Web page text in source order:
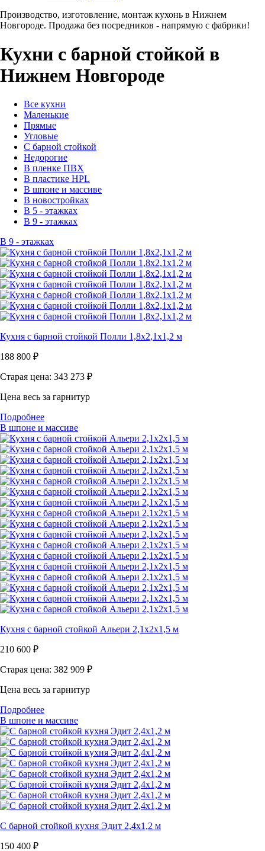
Производство, изготовление, монтаж кухонь в Нижнем
Новгороде. Продажа без посредников - напрямую с фабрики!
Кухни с барной стойкой в
Нижнем Новгороде
Все кухни
Маленькие
Прямые
Угловые
С барной стойкой
Недорогие
В пленке ПВХ
В пластике HPL
В шпоне и массиве
В новостройках
В 5 - этажках
В 9 - этажках
В 9 - этажках
Кухня с барной стойкой Полли 1,8х2,1х1,2 м
188 800 ₽
Старая цена: 343 273 ₽
Цена весь за гарнитур
Подробнее
В шпоне и массиве
Кухня с барной стойкой Альери 2,1х2х1,5 м
210 600 ₽
Старая цена: 382 909 ₽
Цена весь за гарнитур
Подробнее
В шпоне и массиве
С барной стойкой кухня Эдит 2,4х1,2 м
150 400 ₽